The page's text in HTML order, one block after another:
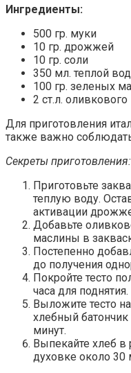
Ингредиенты:
500 гр. муки
10 гр. дрожжей
10 гр. соли
350 мл. теплой
100 гр. зеленых
2 ст.л.
Для приготовления
также важно
Секреты приготовления:
Приготовьте
теплую воду.
активации
Добавьте
маслины в
Постепенно
до получения
Покройте тесто
часа для поднятия.
Выложите тесто
хлебный
минут.
Выпекайте хлеб в
духовке около 30